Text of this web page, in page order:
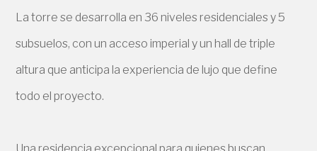
La torre se desarrolla en 36 niveles residenciales y 5
subsuelos, con un acceso imperial y un hall de triple
altura que anticipa la experiencia de lujo que define
todo el proyecto.